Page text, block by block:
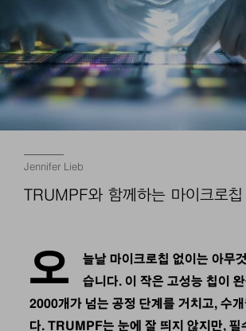
Jennifer Lieb
TRUMPF와 함께하는 마이크로
오
늘날 마이크로칩 없이는 아무
습니다. 이 작은 고성능 칩이
2000개가 넘는 공정 단계를 거치고, 수개
다. TRUMPF는 눈에 잘 띄지 않지만, 필